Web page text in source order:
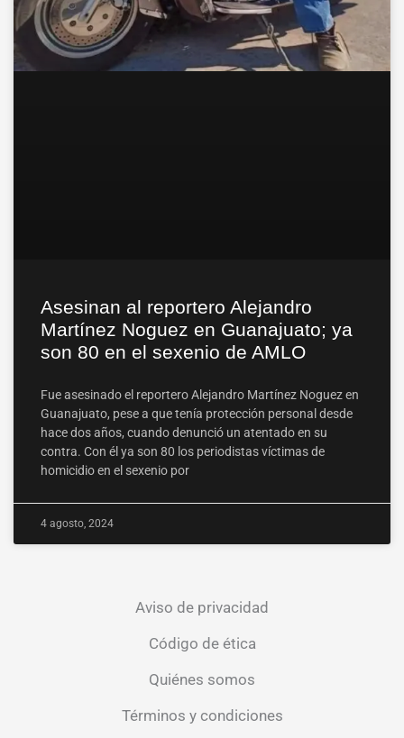
Asesinan al reportero Alejandro
Martínez Noguez en Guanajuato; ya
son 80 en el sexenio de AMLO
Fue asesinado el reportero Alejandro Martínez Noguez en
Guanajuato, pese a que tenía protección personal desde
hace dos años, cuando denunció un atentado en su
contra. Con él ya son 80 los periodistas víctimas de
homicidio en el sexenio por
4 agosto, 2024
Aviso de privacidad
Código de ética
Quiénes somos
Términos y condiciones